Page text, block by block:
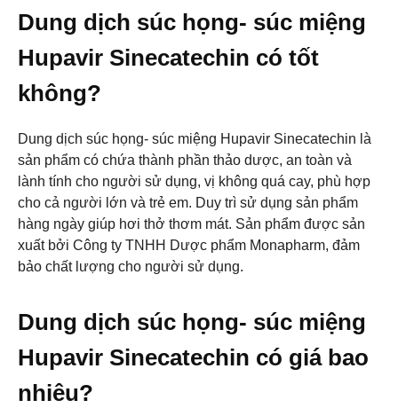
Dung dịch súc họng- súc miệng
Hupavir Sinecatechin có tốt
không?
Dung dịch súc họng- súc miệng Hupavir Sinecatechin là
sản phẩm có chứa thành phần thảo dược, an toàn và
lành tính cho người sử dụng, vị không quá cay, phù hợp
cho cả người lớn và trẻ em. Duy trì sử dụng sản phẩm
hàng ngày giúp hơi thở thơm mát. Sản phẩm được sản
xuất bởi Công ty TNHH Dược phẩm Monapharm, đảm
bảo chất lượng cho người sử dụng.
Dung dịch súc họng- súc miệng
Hupavir Sinecatechin có giá bao
nhiêu?